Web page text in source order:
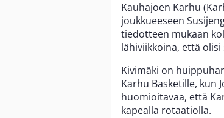
Kauhajoen Karhu
joukkueeseen
tiedotteen mukaan
lähiviikkoina, että
Kivimäki on
Karhu Basketille, kun
huomioitavaa, että
kapealla rotaatiolla.